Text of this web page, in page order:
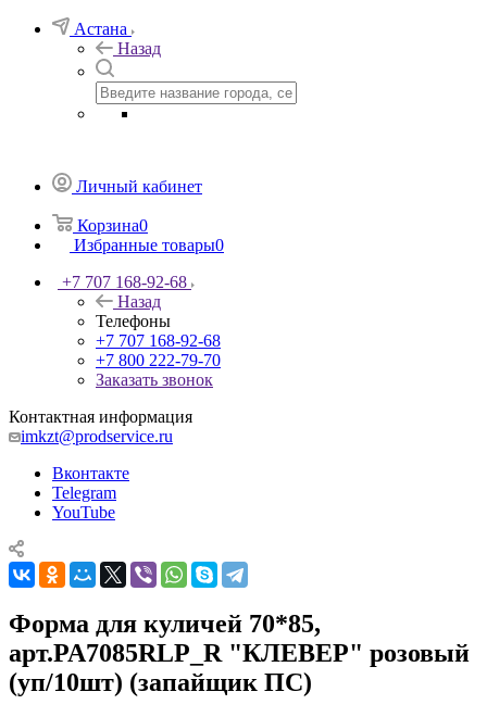
Астана
Назад
Личный кабинет
Корзина0
Избранные товары0
+7 707 168-92-68
Назад
Телефоны
+7 707 168-92-68
+7 800 222-79-70
Заказать звонок
Контактная информация
imkzt@prodservice.ru
Вконтакте
Telegram
YouTube
Форма для куличей 70*85,
арт.PA7085RLP_R "КЛЕВЕР" розовый
(уп/10шт) (запайщик ПС)